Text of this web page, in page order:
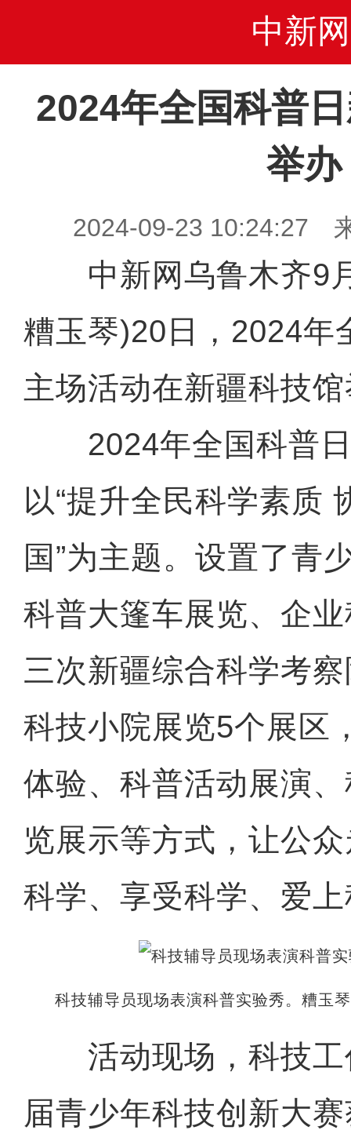
中新网
2024年全国科普
举办
2024-09-23 10:24:27
中新网乌鲁木齐9
糟玉琴)20日，2024年
主场活动在新疆科技
2024年全国科普日
以“提升全民科学素质
国”为主题。设置了青
科普大篷车展览、企
三次新疆综合科学考
科技小院展览5个展区
体验、科普活动展演
览展示等方式，让公
科学、享受科学、爱
科技辅导员现场表演科普实验秀。糟玉
活动现场，科技工
届青少年科技创新大